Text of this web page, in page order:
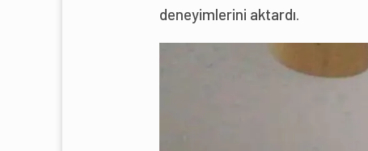
deneyimlerini aktardı.